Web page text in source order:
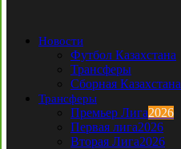
Новости
Футбол Казахстана
Трансферы
Сборная Казахстана
Трансферы
Премьер Лига2026
Первая лига2026
Вторая Лига2026